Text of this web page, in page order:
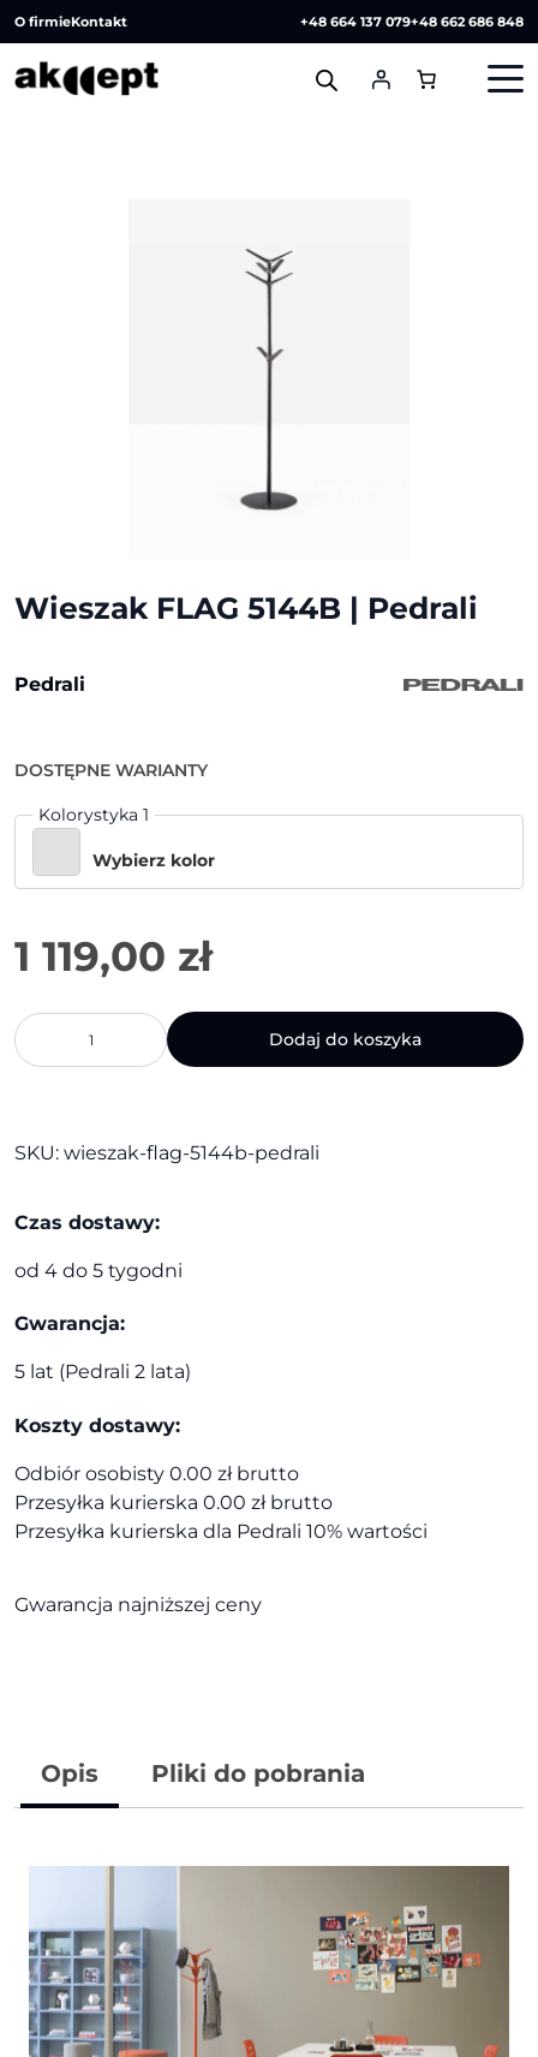
O firmieKontakt +48 664 137 079+48 662 686 848
Wieszak FLAG 5144B | Pedrali
Pedrali
DOSTĘPNE WARIANTY
Kolorystyka 1
Wybierz kolor
1 119,00 zł
ilość
Wieszak
FLAG
Pedrali
Dodaj do koszyka
SKU: wieszak-flag-5144b-pedrali
Czas dostawy:
od 4 do 5 tygodni
Gwarancja:
5 lat (Pedrali 2 lata)
Koszty dostawy:
Odbiór osobisty 0.00 zł brutto
Przesyłka kurierska 0.00 zł brutto
Przesyłka kurierska dla Pedrali 10% wartości
Gwarancja najniższej ceny
Opis Pliki do pobrania